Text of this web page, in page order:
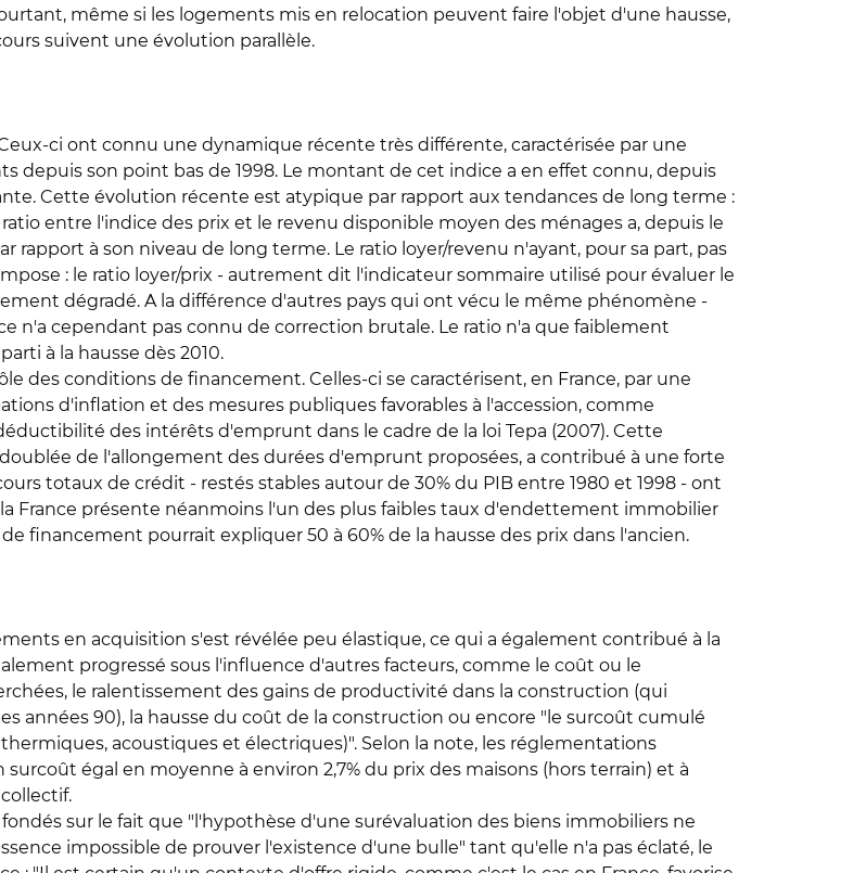
même si les logements mis en relocation peuvent faire l'objet d'une hausse,
suivent une évolution parallèle.
ci ont connu une dynamique récente très différente, caractérisée par une
depuis son point bas de 1998. Le montant de cet indice a en effet connu, depuis
Cette évolution récente est atypique par rapport aux tendances de long terme :
entre l'indice des prix et le revenu disponible moyen des ménages a, depuis le
rapport à son niveau de long terme. Le ratio loyer/revenu n'ayant, pour sa part, pas
: le ratio loyer/prix - autrement dit l'indicateur sommaire utilisé pour évaluer le
dégradé. A la différence d'autres pays qui ont vécu le même phénomène -
n'a cependant pas connu de correction brutale. Le ratio n'a que faiblement
à la hausse dès 2010.
des conditions de financement. Celles-ci se caractérisent, en France, par une
d'inflation et des mesures publiques favorables à l'accession, comme
des intérêts d'emprunt dans le cadre de la loi Tepa (2007). Cette
de l'allongement des durées d'emprunt proposées, a contribué à une forte
totaux de crédit - restés stables autour de 30% du PIB entre 1980 et 1998 - ont
France présente néanmoins l'un des plus faibles taux d'endettement immobilier
financement pourrait expliquer 50 à 60% de la hausse des prix dans l'ancien.
en acquisition s'est révélée peu élastique, ce qui a également contribué à la
progressé sous l'influence d'autres facteurs, comme le coût ou le
le ralentissement des gains de productivité dans la construction (qui
années 90), la hausse du coût de la construction ou encore "le surcoût cumulé
acoustiques et électriques)". Selon la note, les réglementations
égal en moyenne à environ 2,7% du prix des maisons (hors terrain) et à
sur le fait que "l'hypothèse d'une surévaluation des biens immobiliers ne
impossible de prouver l'existence d'une bulle" tant qu'elle n'a pas éclaté, le